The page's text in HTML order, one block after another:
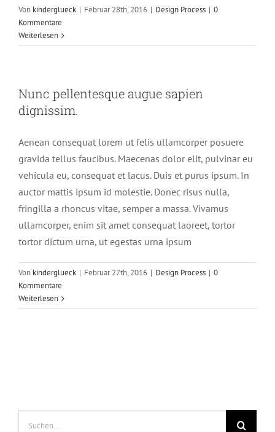
Von kinderglueck | Februar 28th, 2016 | Design Process | 0
Kommentare
Weiterlesen
Nunc pellentesque augue sapien
dignissim.
Aenean consequat lorem ut felis ullamcorper posuere
gravida tellus faucibus. Maecenas dolor elit, pulvinar eu
vehicula eu, consequat et lacus. Duis et purus ipsum. In
auctor mattis ipsum id molestie. Donec risus nulla,
fringilla a rhoncus vitae, semper a massa. Vivamus
ullamcorper, enim sit amet consequat laoreet, tortor
tortor dictum urna, ut egestas urna ipsum
Von kinderglueck | Februar 27th, 2016 | Design Process | 0
Kommentare
Weiterlesen